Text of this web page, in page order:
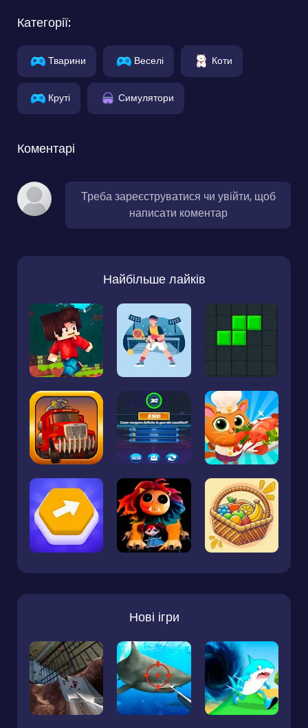
Категорії:
Тварини Веселі Коти
Круті Симулятори
Коментарі
Треба зареєструватися чи увійти, щоб
написати коментар
Найбільше лайків
Нові ігри